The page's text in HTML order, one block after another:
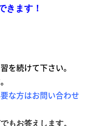
きます！
を続けて下さい。
な方はお問い合わせ
もお答えします。